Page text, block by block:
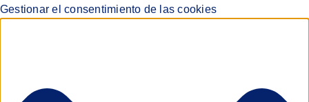
Gestionar el consentimiento de las cookies